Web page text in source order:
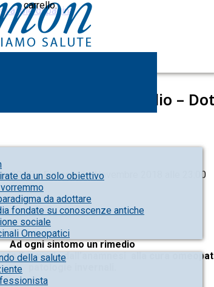
al piè di pagina
carrello.
da un solo obiettivo
da adottare
fondate su conoscenze antiche
sociale
Omeopatici
della salute
Sintomo Un Rimedio –
20:00 / Finisce: 14 Novembre 2018 alle 23:00
Ad ogni sintomo un rimedio
in Farmacia dall’anamnesi alla cura